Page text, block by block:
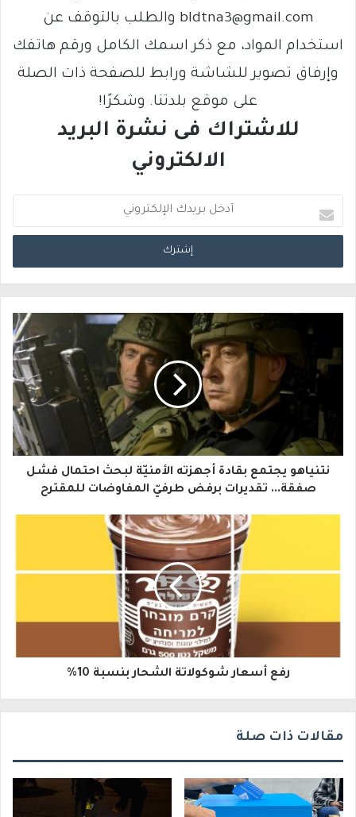
bldtna3@gmail.com والطلب بالتوقف عن
استخدام المواد، مع ذكر اسمك الكامل ورقم هاتفك
وإرفاق تصوير للشاشة ورابط للصفحة ذات الصلة
على موقع بلدتنا. وشكرًا!
للاشتراك فى نشرة البريد
الالكتروني
د
خ
ر
ا
إ
ك
ر
نتنياهو يجتمع بقادة أجهزته الأمنيّة لبحث احتمال فشل
صفقة... تقديرات برفض طرفيّ المفاوضات للمقترح
رفع أسعار شوكولاتة الشحار بنسبة 10%
مقالات ذات صلة